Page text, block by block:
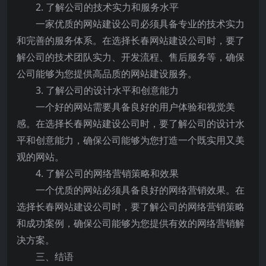
2. 了解公司的技术实力和服务水平
一家优质的网站建设公司必须具备专业的技术实力
和完善的服务体系。在选择长春网站建设公司时，要了
解公司的技术团队实力、开发流程、售后服务等，确保
公司能够为您提供高品质的网站建设服务。
3. 了解公司的设计水平和创意能力
一个好的网站需要具备良好的用户体验和视觉美
感。在选择长春网站建设公司时，要了解公司的设计水
平和创意能力，确保公司能够为您打造一个既实用又美
观的网站。
4. 了解公司的网络营销策略和效果
一个优质的网站必须具备良好的网络营销效果。在
选择长春网站建设公司时，要了解公司的网络营销策略
和成功案例，确保公司能够为您提供有效的网络营销解
决方案。
三、结语